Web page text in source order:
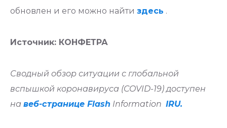
обновлен и его можно найти здесь .
Источник: КОНФЕТРА
Сводный обзор ситуации с глобальной
вспышкой коронавируса (COVID-19) доступен
на веб-странице Flash Information IRU.